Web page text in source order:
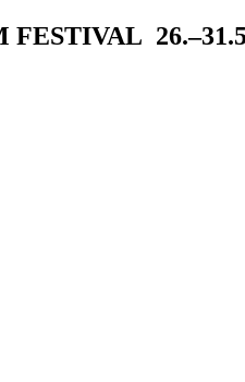
FESTIVAL